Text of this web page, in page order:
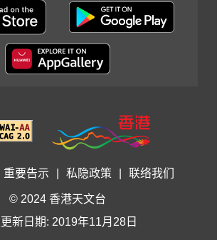
重要告示 私隐政策 联络我们
© 2024 香港天文台
新日期: 2019年11月28日